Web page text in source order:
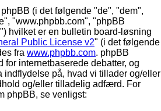
(i det følgende "de", "dem",
"www.phpbb.com", "phpBB
hvilket er en bulletin board-løsning
Public License v2" (i det følgende
fra www.phpbb.com. phpBB
for internetbaserede debatter, og
indflydelse på, hvad vi tillader og/eller
og/eller tilladelig adfærd. For
phpBB, se venligst: